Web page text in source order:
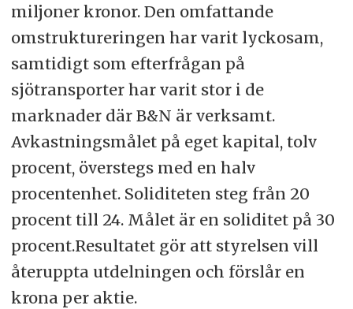
miljoner kronor. Den omfattande
omstruktureringen har varit lyckosam,
samtidigt som efterfrågan på
sjötransporter har varit stor i de
marknader där B&N är verksamt.
Avkastningsmålet på eget kapital, tolv
procent, överstegs med en halv
procentenhet. Soliditeten steg från 20
procent till 24. Målet är en soliditet på 30
procent.Resultatet gör att styrelsen vill
återuppta utdelningen och förslår en
krona per aktie.